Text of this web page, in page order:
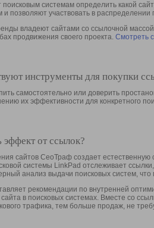
системам определить какой
и позволяют участвовать в раcпределении
владеют сайтами со ссылочной
продвижения своего проекта. Смотреть
инструменты для покупки
самостоятельно или доверить
их эффективности для конкретного
от ссылок?
сайтов СеоТраф создает
системы LinkPad отслеживает
анализ выдачи поисковых систем,
рекомендации по внутренней
сайта в поисковых системах. Вместе со
трафика, тем больше продаж, не